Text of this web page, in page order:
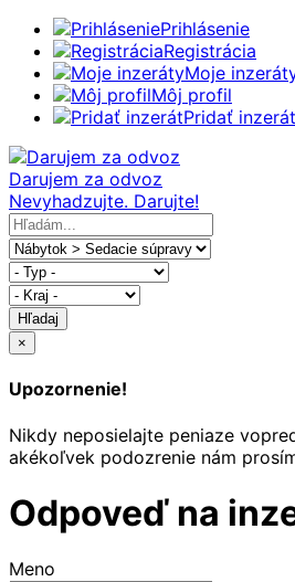
Prihlásenie
Registrácia
Moje
Môj profil
Pridať inzerát
Darujem za odvoz
Nevyhadzujte. Darujte!
Hľadaj
×
Upozornenie!
Nikdy neposielajte peniaze
akékoľvek podozrenie nám
Odpoveď na
Meno